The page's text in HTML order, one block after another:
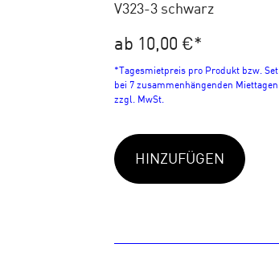
V323-3 schwarz
ab 10,00 €*
*Tagesmietpreis pro Produkt bzw. Set
bei 7 zusammenhängenden Miettagen
zzgl. MwSt.
HINZUFÜGEN